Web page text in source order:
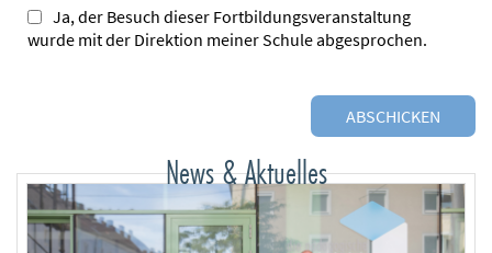
Ja, der Besuch dieser Fortbildungsveranstaltung
wurde mit der Direktion meiner Schule abgesprochen.
News & Aktuelles